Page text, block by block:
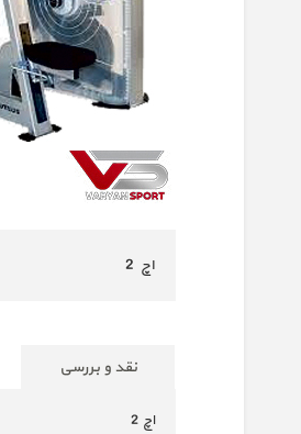
اچ 2
نقد و بررسی
اچ 2